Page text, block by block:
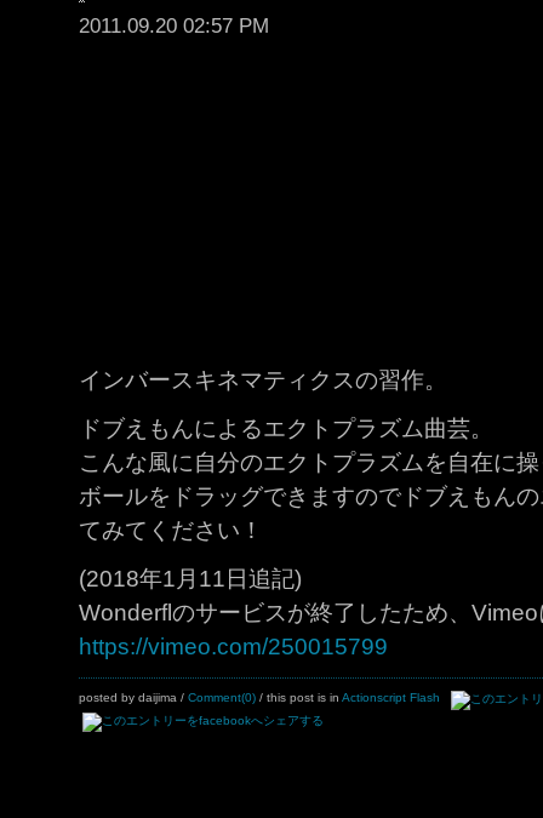
2011.09.20 02:57 PM
インバースキネマティクスの習作。
ドブえもんによるエクトプラズム曲芸。
こんな風に自分のエクトプラズムを自在に
ボールをドラッグできますのでドブえもん
てみてください！
(2018年1月11日追記)
Wonderflのサービスが終了したため、
https://vimeo.com/250015799
posted by daijima / Comment(0) / this post is in Actionscript Flash